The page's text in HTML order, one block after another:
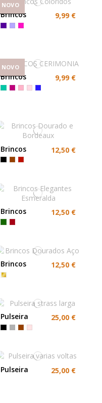
NOVO
Brincos
Coloridos
9,99 €
NOVO
Brincos 9,99 €
Brincos
Dourado e
Bordeaux
12,50 €
Brincos
Elegantes
Esmeralda
12,50 €
Brincos
Dourados
Aço
12,50 €
Pulseira
strass larga
25,00 €
Pulseira
25,00 €